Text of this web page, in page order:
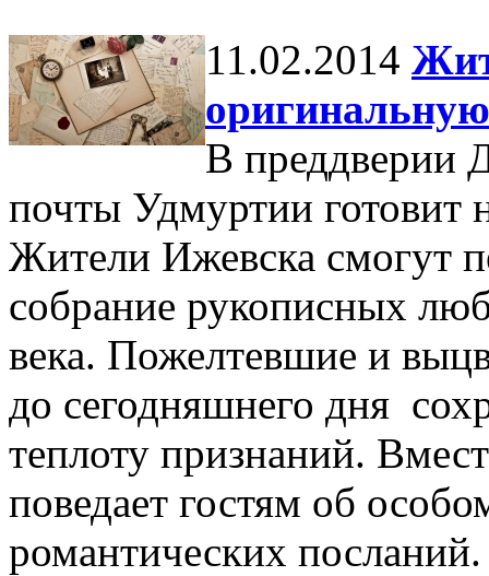
11.02.2014
В преддверии
почты Удмуртии
Жители Ижевска смогут
собрание рукописных
века. Пожелтевшие и
до сегодняшнего дня
теплоту признаний.
поведает гостям об
романтических посланий.